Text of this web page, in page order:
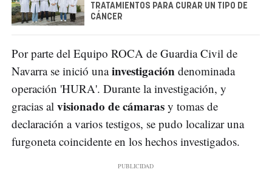
TRATAMIENTOS PARA CURAR UN TIPO DE
CÁNCER
Por parte del Equipo ROCA de Guardia Civil de
Navarra se inició unainvestigación denominada
operación 'HURA'. Durante la investigación, y
gracias al visionado de cámaras y tomas de
declaración a varios testigos, se pudo localizar una
furgoneta coincidente en los hechos investigados.